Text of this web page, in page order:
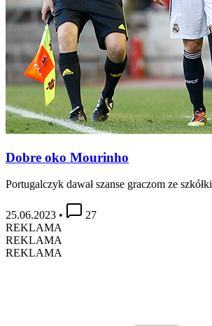
Dobre oko Mourinho
Portugalczyk dawał szanse graczom ze szkółki
25.06.2023 •
27
REKLAMA
REKLAMA
REKLAMA